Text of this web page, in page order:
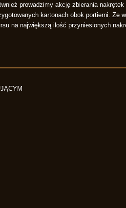
prowadzimy akcję zbierania
kartonach obok portierni. Ze
na największą ilość przyniesionych